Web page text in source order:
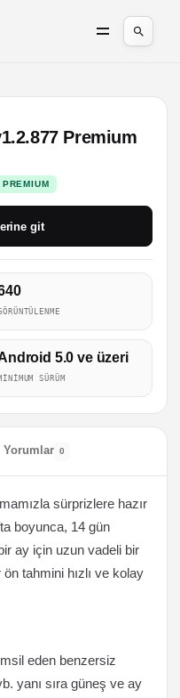
Premium
5.0 ve üzeri
SÜRÜM
git
Yorumlar 0
sürprizlere hazır
boyunca, 14 gün
ay için uzun vadeli bir
tahmini hızlı ve kolay
eden benzersiz
yanı sıra güneş ve ay